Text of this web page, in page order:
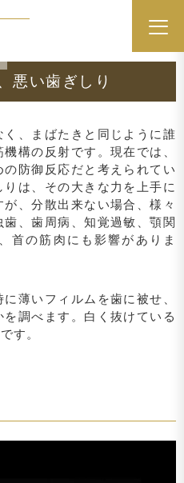
メニ
悪い歯ぎしり
、まばたきと同じように誰
構の反射です。現在では、
防御反応だと考えられてい
は、その大きな力を上手に
、分散出来ない場合、様々
、歯周病、知覚過敏、顎関
首の筋肉にも影響がありま
薄いフィルムを歯に被せ、
調べます。白く抜けている
す。